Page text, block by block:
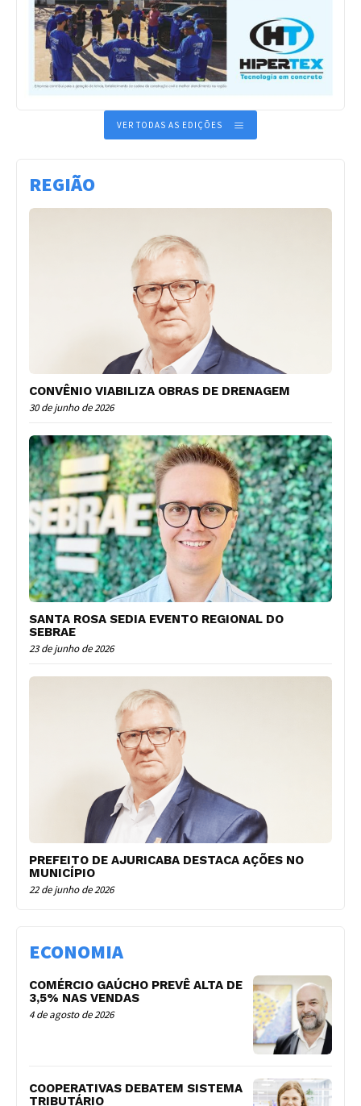
VER TODAS AS EDIÇÕES
REGIÃO
CONVÊNIO VIABILIZA OBRAS DE DRENAGEM
30 de junho de 2026
SANTA ROSA SEDIA EVENTO REGIONAL DO
SEBRAE
23 de junho de 2026
PREFEITO DE AJURICABA DESTACA AÇÕES NO
MUNICÍPIO
22 de junho de 2026
ECONOMIA
COMÉRCIO GAÚCHO PREVÊ ALTA DE
3,5% NAS VENDAS
4 de agosto de 2026
COOPERATIVAS DEBATEM SISTEMA
TRIBUTÁRIO